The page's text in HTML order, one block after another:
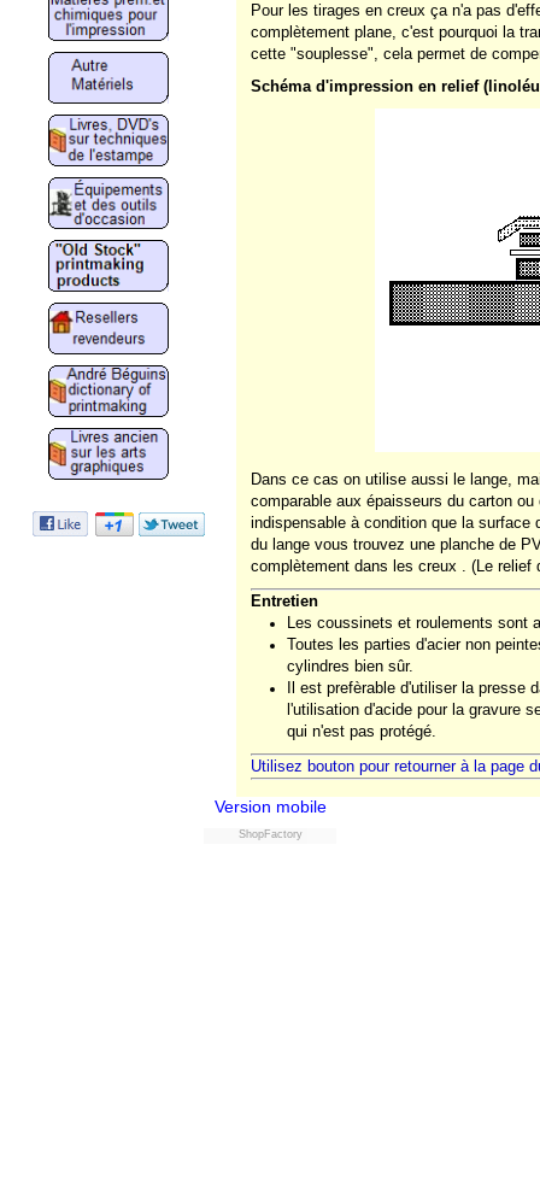
Pour les tirages en creux ça n'a pas
complètement plane, c'est pourquoi la
cette "souplesse", cela permet de
Schéma d'impression en relief
Dans ce cas on utilise aussi le lange,
comparable aux épaisseurs du carton
indispensable à condition que la
du lange vous trouvez une planche de
complètement dans les creux . (Le relief
Entretien
Les coussinets et roulements sont
Toutes les parties d'acier non
cylindres bien sûr.
Il est prefèrable d'utiliser la
l'utilisation d'acide pour la gravure
qui n'est pas protégé.
Utilisez bouton pour retourner à la page
Version mobile
ShopFactory